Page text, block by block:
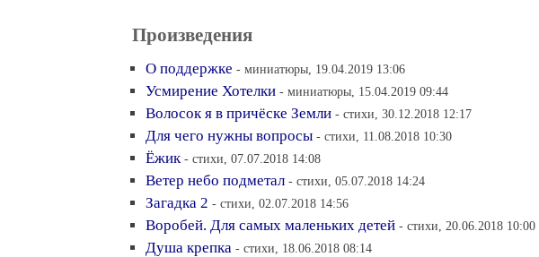
Произведения
О поддержке - миниатюры, 19.04.2019 13:06
Усмирение Хотелки - миниатюры, 15.04.2019 09:44
Волосок я в причёске Земли - стихи, 30.12.2018 12:17
Для чего нужны вопросы - стихи, 11.08.2018 10:30
Ёжик - стихи, 07.07.2018 14:08
Ветер небо подметал - стихи, 05.07.2018 14:24
Загадка 2 - стихи, 02.07.2018 14:56
Воробей. Для самых маленьких детей - стихи, 20.06.2018 10:00
Душа крепка - стихи, 18.06.2018 08:14